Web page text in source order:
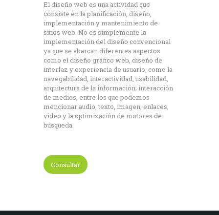
El diseño web es una actividad que
consiste en la planificación, diseño,
implementación y mantenimiento de
sitios web. No es simplemente la
implementación del diseño convencional
ya que se abarcan diferentes aspectos
como el diseño gráfico web, diseño de
interfaz y experiencia de usuario, como la
navegabilidad, interactividad, usabilidad,
arquitectura de la información; interacción
de medios, entre los que podemos
mencionar audio, texto, imagen, enlaces,
video y la optimización de motores de
búsqueda.
Consultar